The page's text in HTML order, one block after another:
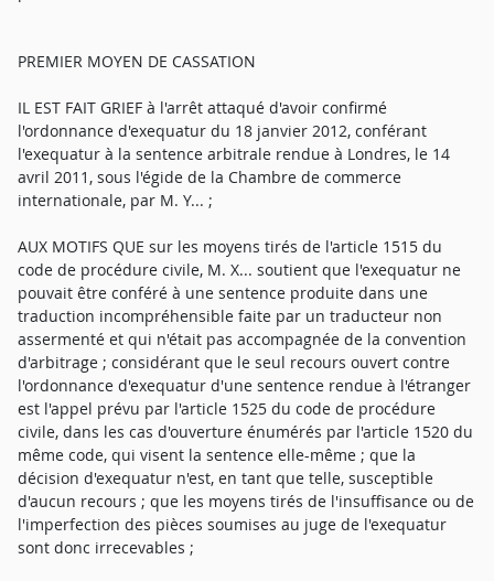
PREMIER MOYEN DE CASSATION
IL EST FAIT GRIEF à l'arrêt attaqué d'avoir confirmé
l'ordonnance d'exequatur du 18 janvier 2012, conférant
l'exequatur à la sentence arbitrale rendue à Londres, le 14
avril 2011, sous l'égide de la Chambre de commerce
internationale, par M. Y... ;
AUX MOTIFS QUE sur les moyens tirés de l'article 1515 du
code de procédure civile, M. X... soutient que l'exequatur ne
pouvait être conféré à une sentence produite dans une
traduction incompréhensible faite par un traducteur non
assermenté et qui n'était pas accompagnée de la convention
d'arbitrage ; considérant que le seul recours ouvert contre
l'ordonnance d'exequatur d'une sentence rendue à l'étranger
est l'appel prévu par l'article 1525 du code de procédure
civile, dans les cas d'ouverture énumérés par l'article 1520 du
même code, qui visent la sentence elle-même ; que la
décision d'exequatur n'est, en tant que telle, susceptible
d'aucun recours ; que les moyens tirés de l'insuffisance ou de
l'imperfection des pièces soumises au juge de l'exequatur
sont donc irrecevables ;